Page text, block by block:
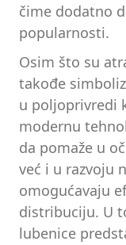
čime dodatno
popularnosti.
Osim što su
takođe
u poljoprivredi
modernu
da pomaže u
već i u razvoju
omogućavaju
distribuciju. U
lubenice